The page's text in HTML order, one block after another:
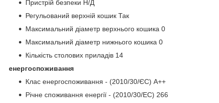
Пристрій безпеки Н/Д
Регульований верхній кошик Так
Максимальний діаметр верхнього кошика 0
Максимальний діаметр нижнього кошика 0
Кількість столових приладів 14
енергоспоживання
Клас енергоспоживання - (2010/30/ЄС) A++
Річне споживання енергії - (2010/30/EC) 266